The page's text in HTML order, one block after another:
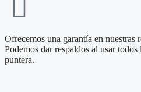
Ofrecemos una garantía en nuestras
Podemos dar respaldos al usar
puntera.